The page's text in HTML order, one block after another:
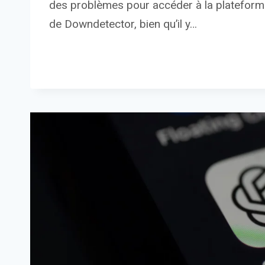
des problèmes pour accéder à la
de Downdetector, bien qu’il y…